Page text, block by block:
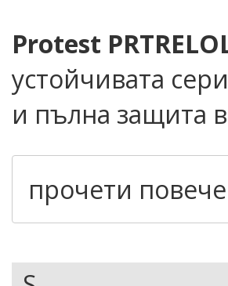
Protest
устойчивата
и пълна защита
еластичен
гарантират
на пистата.
Кройка:Slim
прочети повече